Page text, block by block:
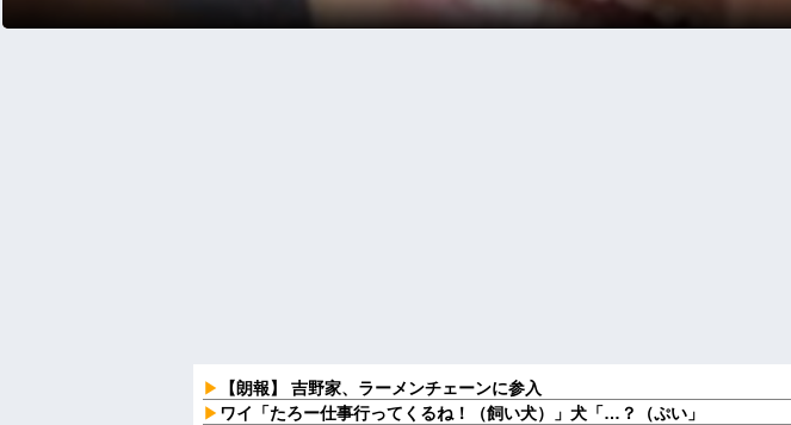
【朗報】 吉野家、ラーメンチェーンに参入
ワイ「たろー仕事行ってくるね！（飼い犬）」犬「…？（ぷい」